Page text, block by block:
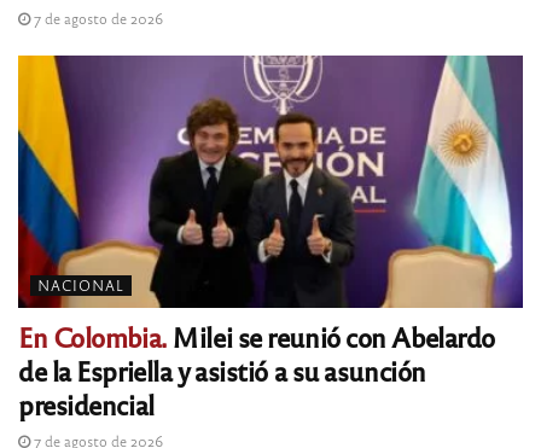
7 de agosto de 2026
NACIONAL
En Colombia.Milei se reunió con Abelardo
de la Espriella y asistió a su asunción
presidencial
7 de agosto de 2026